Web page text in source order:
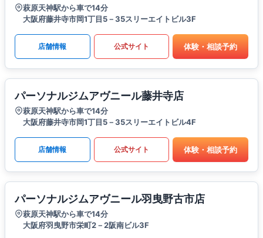
萩原天神駅から車で14分
大阪府藤井寺市岡1丁目5－35スリーエイトビル3F
店舗情報 公式サイト 体験・相談予約
パーソナルジムアヴニール藤井寺店
萩原天神駅から車で14分
大阪府藤井寺市岡1丁目5－35スリーエイトビル4F
店舗情報 公式サイト 体験・相談予約
パーソナルジムアヴニール羽曳野古市店
萩原天神駅から車で14分
大阪府羽曳野市栄町2－2阪南ビル3F